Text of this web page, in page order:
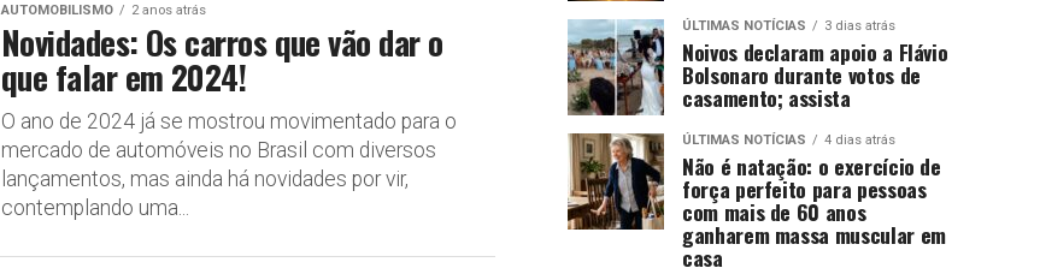
AUTOMOBILISMO 2 anos atrás
Novidades: Os carros que vão dar o
que falar em 2024!
O ano de 2024 já se mostrou movimentado para o
mercado de automóveis no Brasil com diversos
lançamentos, mas ainda há novidades por vir,
contemplando uma...
ÚLTIMAS NOTÍCIAS 3 dias atrás
Noivos declaram apoio a Flávio
Bolsonaro durante votos de
casamento; assista
ÚLTIMAS NOTÍCIAS 4 dias atrás
Não é natação: o exercício de
força perfeito para pessoas
com mais de 60 anos
ganharem massa muscular em
casa